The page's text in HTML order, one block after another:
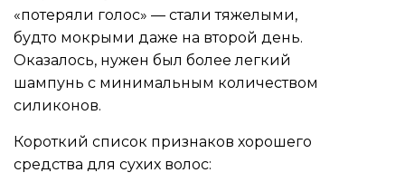
«потеряли голос» — стали тяжелыми,
будто мокрыми даже на второй день.
Оказалось, нужен был более легкий
шампунь с минимальным количеством
силиконов.
Короткий список признаков хорошего
средства для сухих волос: